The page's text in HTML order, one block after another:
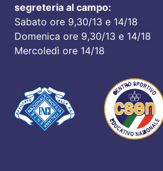
segreteria al campo:
Sabato ore 9,30/13 e 14/18
Domenica ore 9,30/13 e 14/18
Mercoledì ore 14/18